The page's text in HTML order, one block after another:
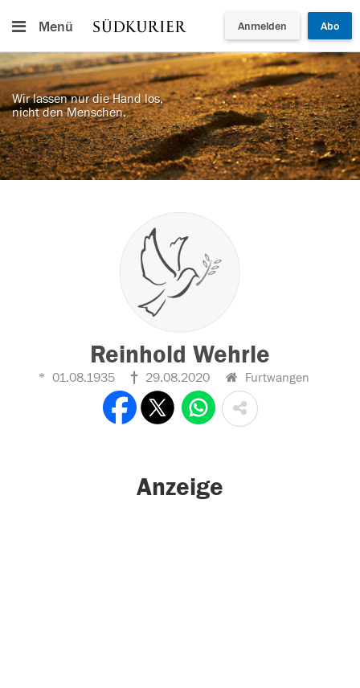
Menü Anmelden Abo
Wir lassen nur die Hand los,
nicht den Menschen.
Reinhold Wehrle
01.08.1935 29.08.2020 Furtwangen
Anzeige